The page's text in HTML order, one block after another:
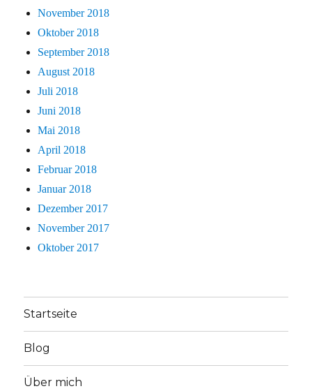
November 2018
Oktober 2018
September 2018
August 2018
Juli 2018
Juni 2018
Mai 2018
April 2018
Februar 2018
Januar 2018
Dezember 2017
November 2017
Oktober 2017
Startseite
Blog
Über mich